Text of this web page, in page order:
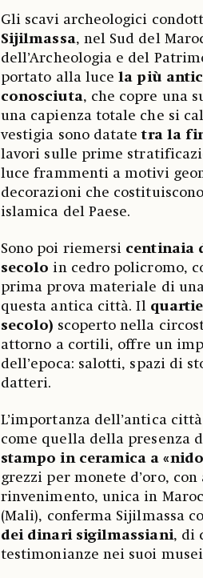
Gli scavi archeologici
Sijilmassa, nel Sud del
dell’Archeologia e del
portato alla lucela più
conosciuta, che copre una
una capienza totale che si
vestigia sono datatetra la
lavori sulle prime
luce frammenti a motivi
decorazioni che
islamica del Paese.
Sono poi riemersi centinaia
secolo in cedro policromo,
prima prova materiale di
questa antica città. Il
secolo) scoperto nella
attorno a cortili, offre un
dell’epoca: salotti, spazi di
datteri.
L’importanza dell’antica
come quella della presenza
stampo in ceramica a «nido
grezzi per monete d’oro,
rinvenimento, unica in
(Mali), conferma Sijilmassa
dei dinari sigilmassiani, di
testimonianze nei suoi